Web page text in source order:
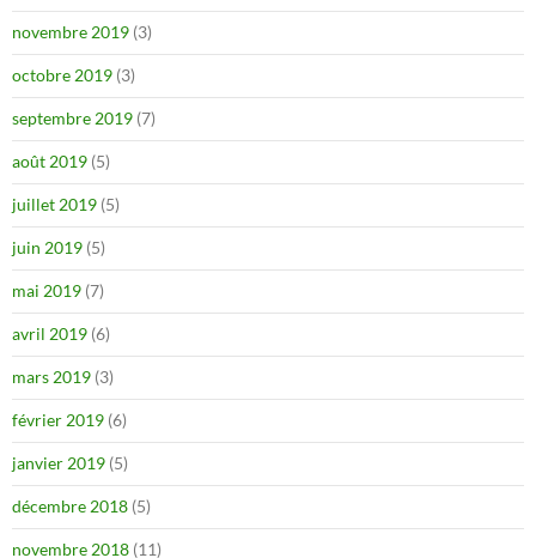
novembre 2019 (3)
octobre 2019 (3)
septembre 2019 (7)
août 2019 (5)
juillet 2019 (5)
juin 2019 (5)
mai 2019 (7)
avril 2019 (6)
mars 2019 (3)
février 2019 (6)
janvier 2019 (5)
décembre 2018 (5)
novembre 2018 (11)